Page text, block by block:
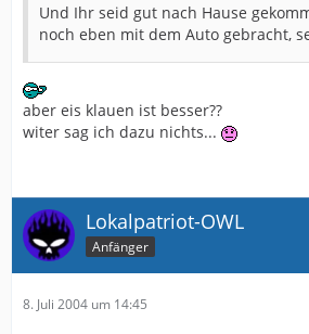
Und Ihr seid gut nach Hause
noch eben mit dem Auto gebracht,
aber eis klauen ist besser??
witer sag ich dazu nichts...
Lokalpatriot-OWL
Anfänger
8. Juli 2004 um 14:45